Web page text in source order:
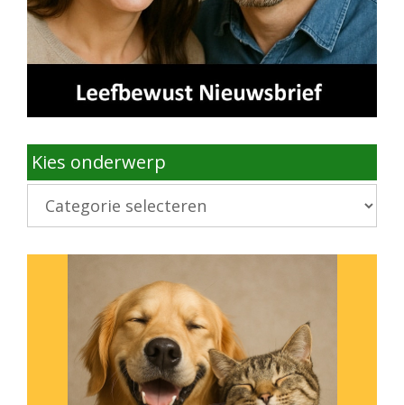
Kies onderwerp
Kies
onderwerp